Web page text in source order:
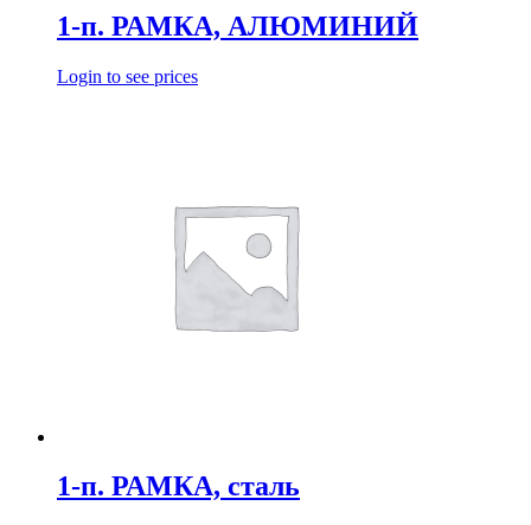
1-п. РАМКА, АЛЮМИНИЙ
Login to see prices
1-п. РАМКА, сталь